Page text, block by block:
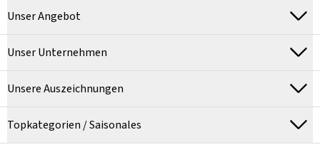
Unser Angebot
Unser Unternehmen
Unsere Auszeichnungen
Topkategorien / Saisonales